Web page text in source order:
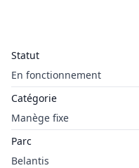
Statut
En fonctionnement
Catégorie
Manège fixe
Parc
Belantis